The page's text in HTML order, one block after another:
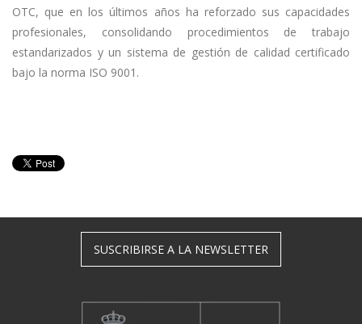
OTC, que en los últimos años ha reforzado sus capacidades
profesionales, consolidando procedimientos de trabajo
estandarizados y un sistema de gestión de calidad certificado
bajo la norma ISO 9001.
SUSCRIBIRSE A LA NEWSLETTER